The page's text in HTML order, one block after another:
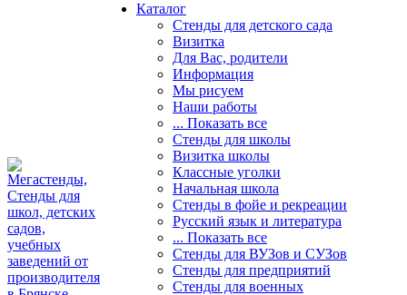
Каталог
Стенды для детского сада
Визитка
Для Вас, родители
Информация
Мы рисуем
Наши работы
... Показать все
Стенды для школы
Визитка школы
Классные уголки
Начальная школа
Стенды в фойе и рекреации
Русский язык и литература
... Показать все
Стенды для ВУЗов и СУЗов
Стенды для предприятий
Стенды для военных